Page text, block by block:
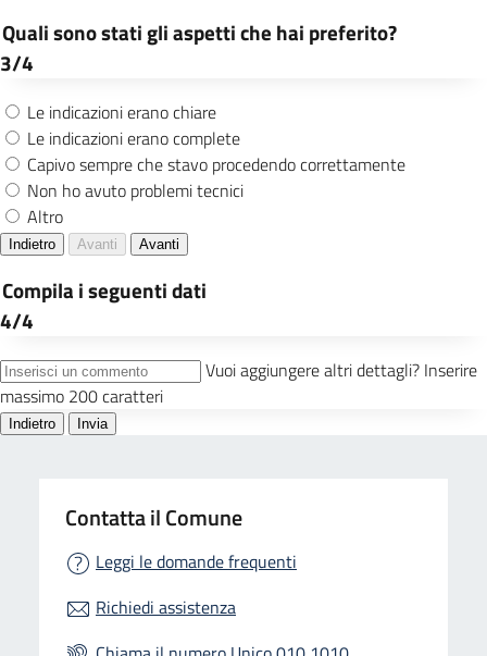
Contatta il Comune
Leggi le domande frequenti
Richiedi assistenza